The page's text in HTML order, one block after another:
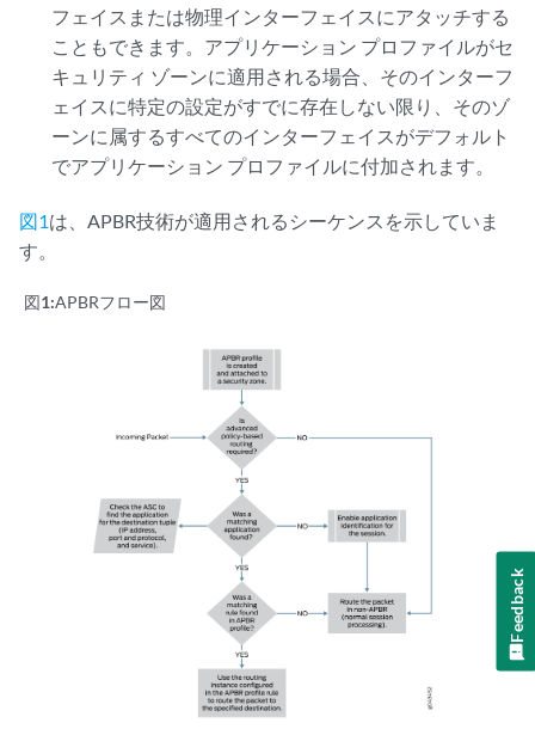
フェイスまたは物理インターフェイスにアタッチする
こともできます。アプリケーション プロファイルがセ
キュリティ ゾーンに適用される場合、そのインターフ
ェイスに特定の設定がすでに存在しない限り、そのゾ
ーンに属するすべてのインターフェイスがデフォルト
でアプリケーション プロファイルに付加されます。
図1は、APBR技術が適用されるシーケンスを示していま
す。
図1:APBRフロー図
Feedback